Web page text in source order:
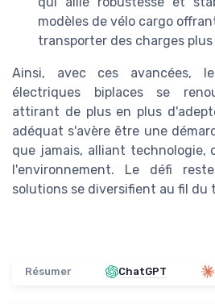
modèles de vélo cargo
transporter des charges plus
Ainsi, avec ces avancées,
électriques biplaces se
attirant de plus en plus
adéquat s'avère être une
que jamais, alliant
l'environnement. Le défi
solutions se diversifient au fil du
Résumer ChatGPT